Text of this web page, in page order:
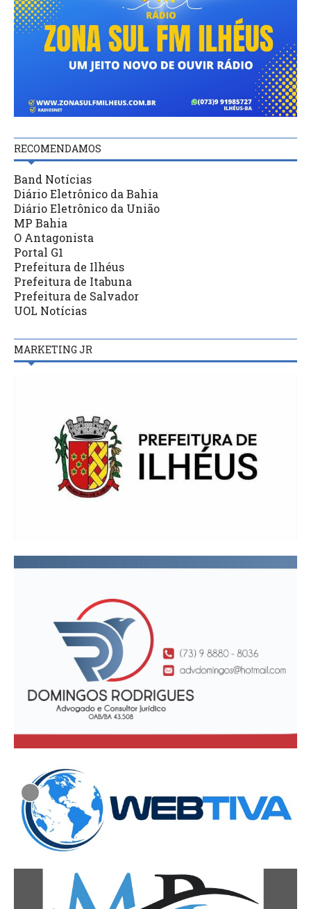
RECOMENDAMOS
Band Notícias
Diário Eletrônico da Bahia
Diário Eletrônico da União
MP Bahia
O Antagonista
Portal G1
Prefeitura de Ilhéus
Prefeitura de Itabuna
Prefeitura de Salvador
UOL Notícias
MARKETING JR